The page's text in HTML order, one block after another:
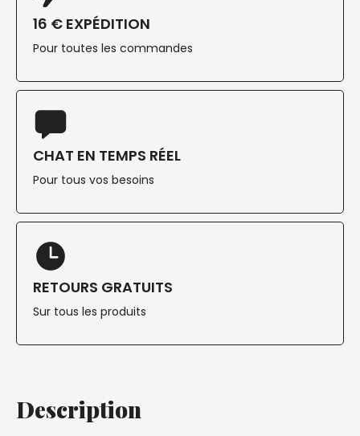
16 € EXPÉDITION
Pour toutes les commandes
CHAT EN TEMPS RÉEL
Pour tous vos besoins
RETOURS GRATUITS
Sur tous les produits
Description